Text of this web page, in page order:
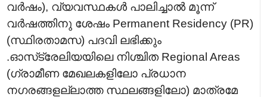
വർഷം), വ്യവസ്ഥകൾ പാലിച്ചാൽ മൂന്ന്
വർഷത്തിനു ശേഷം Permanent Residency (PR)
(സ്ഥിരതാമസ) പദവി ലഭിക്കും
.ഓസ്‌ട്രേലിയയിലെ നിശ്ചിത Regional Areas
(ഗ്രാമീണ മേഖലകളിലോ പ്രധാന
നഗരങ്ങളല്ലാത്ത സ്ഥലങ്ങളിലോ) മാത്രമേ